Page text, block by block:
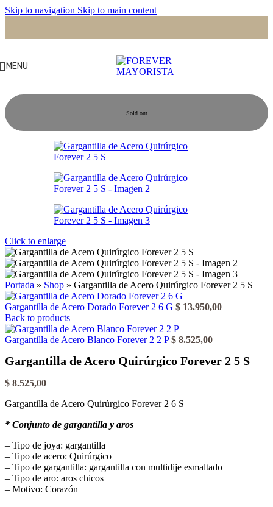
Skip to navigation Skip to main content
MENU
Sold out
Click to enlarge
Portada » Shop » Gargantilla de Acero Quirúrgico Forever 2 5 S
Gargantilla de Acero Dorado Forever 2 6 G $ 13.950,00
Back to products
Gargantilla de Acero Blanco Forever 2 2 P$ 8.525,00
Gargantilla de Acero Quirúrgico Forever 2 5 S
$ 8.525,00
Gargantilla de Acero Quirúrgico Forever 2 6 S
* Conjunto de gargantilla y aros
– Tipo de joya: gargantilla
– Tipo de acero: Quirúrgico
– Tipo de gargantilla: gargantilla con multidije esmaltado
– Tipo de aro: aros chicos
– Motivo: Corazón